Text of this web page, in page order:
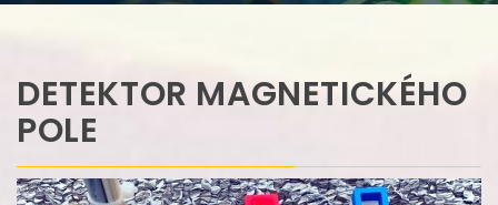
DETEKTOR MAGNETICKÉHO
POLE